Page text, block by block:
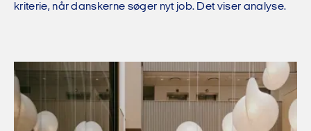
kriterie, når danskerne søger nyt job. Det viser analyse.